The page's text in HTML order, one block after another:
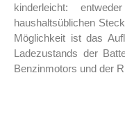
kinderleicht:
haushaltsüblichen
Möglichkeit ist das
Ladezustands der
Benzinmotors und der